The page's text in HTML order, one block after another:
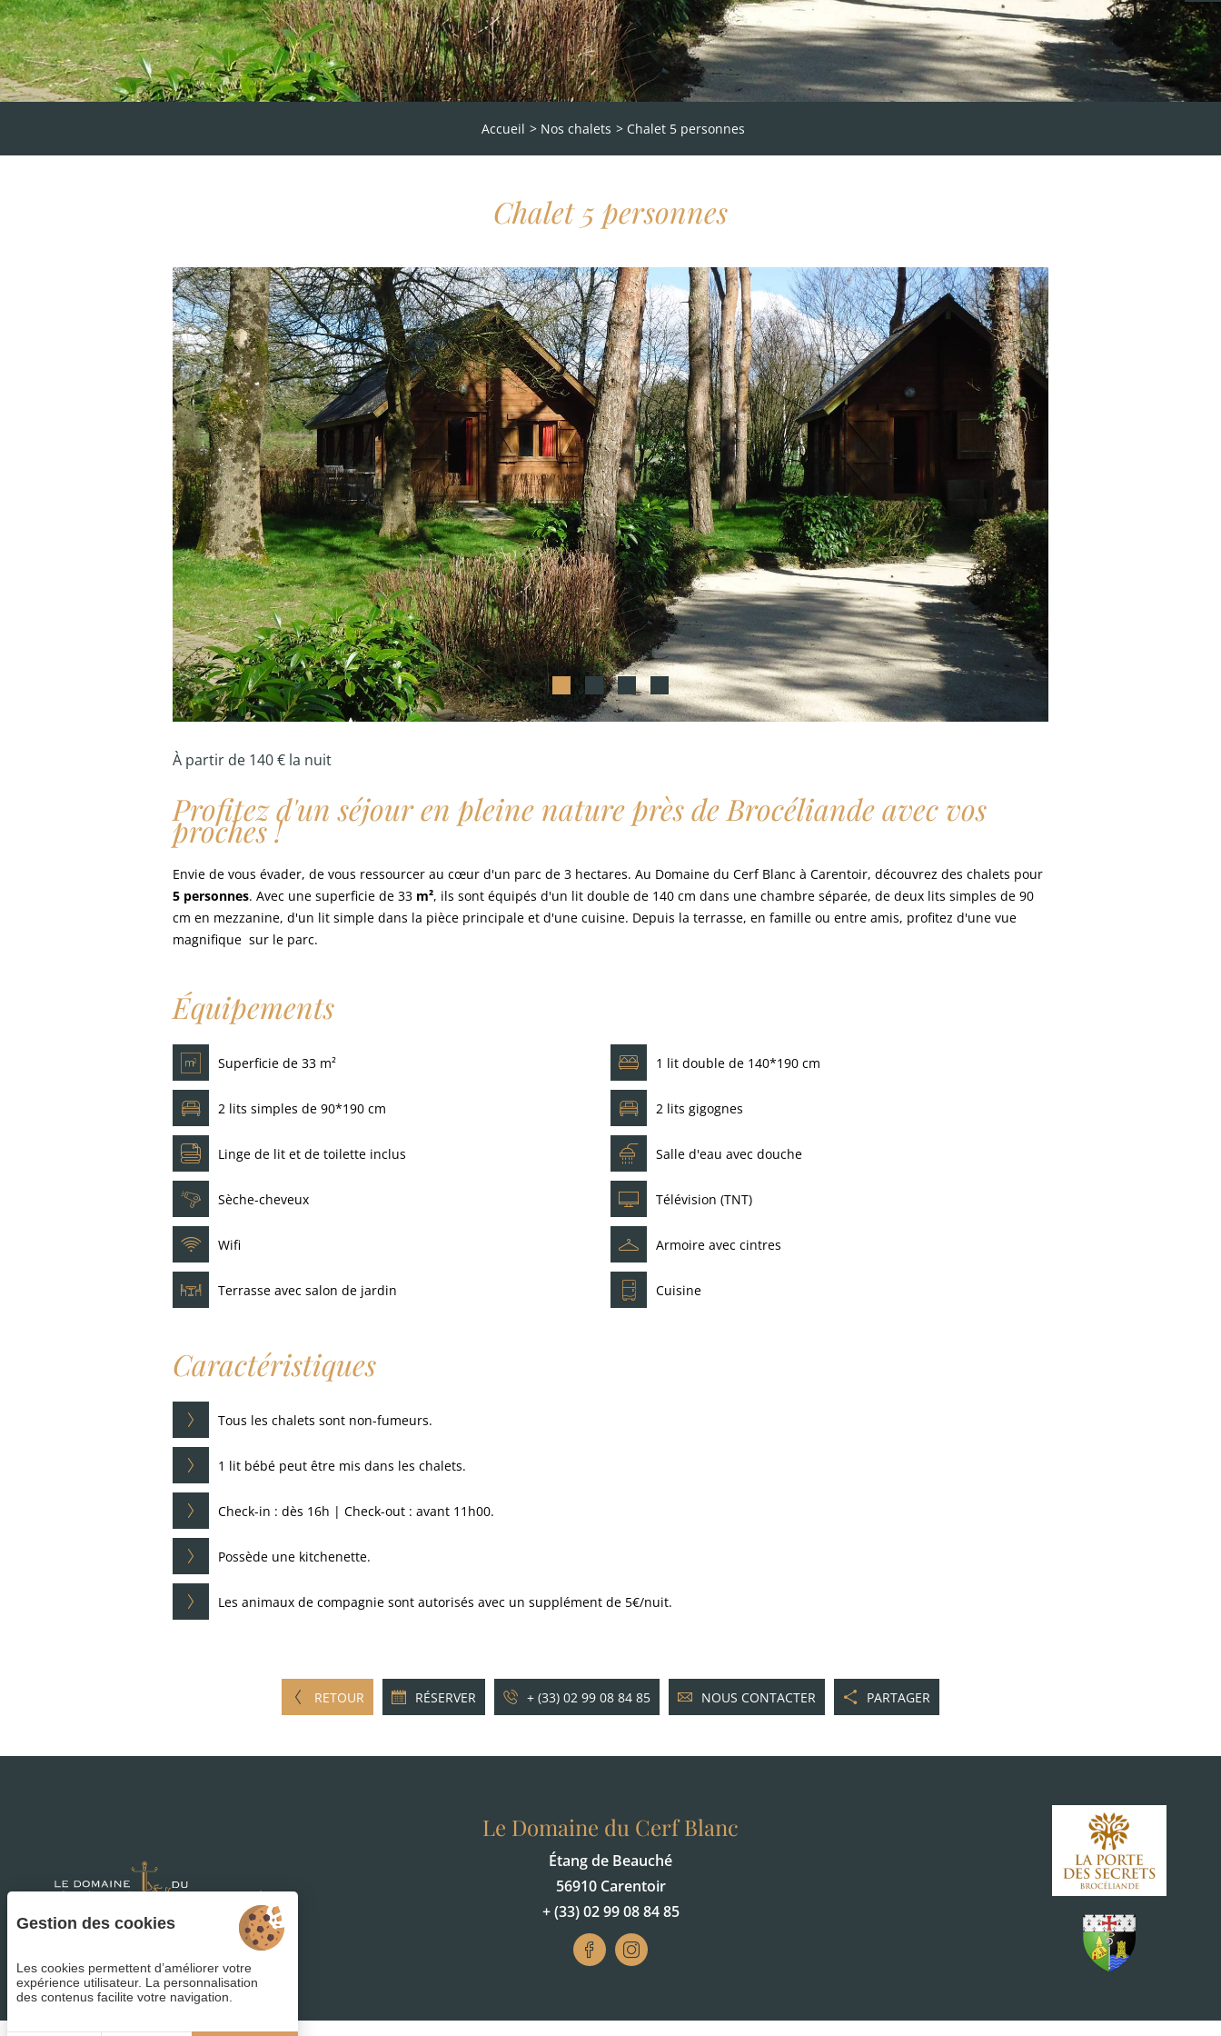
Accueil Nos chalets Chalet 5 personnes
Chalet 5 personnes
À partir de 140 € la nuit
Profitez d'un séjour en pleine nature près de Brocéliande avec vos
proches !
Envie de vous évader, de vous ressourcer au cœur d'un parc de 3 hectares. Au Domaine du Cerf Blanc à Carentoir, découvrez des chalets pour
5 personnes. Avec une superficie de 33 m², ils sont équipés d'un lit double de 140 cm dans une chambre séparée, de deux lits simples de 90
cm en mezzanine, d'un lit simple dans la pièce principale et d'une cuisine. Depuis la terrasse, en famille ou entre amis, profitez d'une vue
magnifique sur le parc.
Équipements
Superficie de 33 m² 1 lit double de 140*190 cm
2 lits simples de 90*190 cm 2 lits gigognes
Linge de lit et de toilette inclus Salle d'eau avec douche
Sèche-cheveux Télévision (TNT)
Wifi Armoire avec cintres
Terrasse avec salon de jardin Cuisine
Caractéristiques
Tous les chalets sont non-fumeurs.
1 lit bébé peut être mis dans les chalets.
Check-in : dès 16h | Check-out : avant 11h00.
Possède une kitchenette.
Les animaux de compagnie sont autorisés avec un supplément de 5€/nuit.
RETOUR RÉSERVER + (33) 02 99 08 84 85 NOUS CONTACTER PARTAGER
Le Domaine du Cerf Blanc
Étang de Beauché
56910 Carentoir
+ (33) 02 99 08 84 85
4.5/5
Gestion des cookies
Les cookies permettent d’améliorer votre
expérience utilisateur. La personnalisation
des contenus facilite votre navigation.